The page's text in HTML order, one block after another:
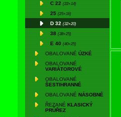
C 22 (22×14)
25 (25×16)
D 32 (32×20)
38 (38×25)
E 40 (40×25)
OBALOVANÉ ÚZKÉ
OBALOVANÉ
VARIÁTOROVÉ
OBALOVANÉ
ŠESTIHRANNÉ
OBALOVANÉ NÁSOBNÉ
ŘEZANÉ KLASICKÝ
PRŮŘEZ